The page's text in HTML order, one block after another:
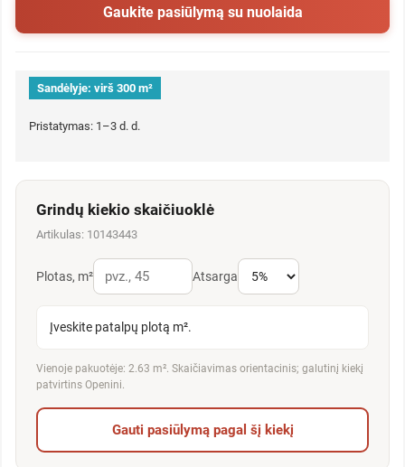
Gaukite pasiūlymą su nuolaida
Sandėlyje: virš 300 m²
Pristatymas: 1–3 d. d.
Grindų kiekio skaičiuoklė
Artikulas: 10143443
Plotas, m² Atsarga
Įveskite patalpų plotą m².
Vienoje pakuotėje: 2.63 m². Skaičiavimas orientacinis; galutinį kiekį
patvirtins Openini.
Gauti pasiūlymą pagal šį kiekį